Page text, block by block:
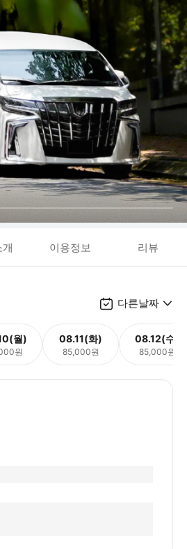
이용정보 리뷰
다른날짜
월)
원
08.11(화)
85,000원
08.12(수)
85,000원